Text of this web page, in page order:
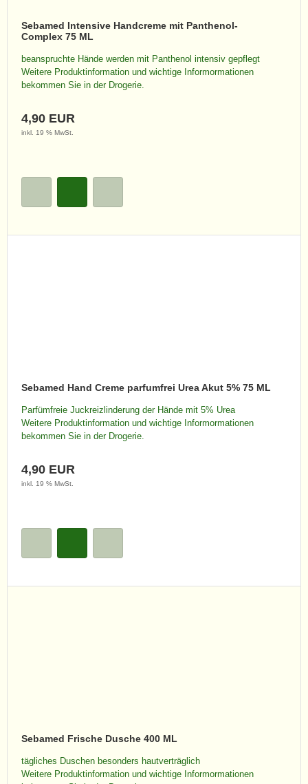
Sebamed Intensive Handcreme mit Panthenol-
Complex 75 ML
beanspruchte Hände werden mit Panthenol intensiv gepflegt
Weitere Produktinformation und wichtige Informormationen
bekommen Sie in der Drogerie.
4,90 EUR
inkl. 19 % MwSt.
Sebamed Hand Creme parfumfrei Urea Akut 5% 75 ML
Parfümfreie Juckreizlinderung der Hände mit 5% Urea
Weitere Produktinformation und wichtige Informormationen
bekommen Sie in der Drogerie.
4,90 EUR
inkl. 19 % MwSt.
Sebamed Frische Dusche 400 ML
tägliches Duschen besonders hautverträglich
Weitere Produktinformation und wichtige Informormationen